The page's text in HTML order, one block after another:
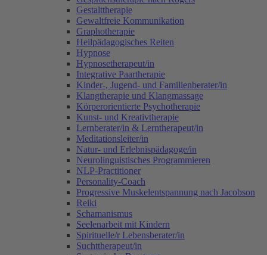
Gestalttherapie
Gewaltfreie Kommunikation
Graphotherapie
Heilpädagogisches Reiten
Hypnose
Hypnosetherapeut/in
Integrative Paartherapie
Kinder-, Jugend- und Familienberater/in
Klangtherapie und Klangmassage
Körperorientierte Psychotherapie
Kunst- und Kreativtherapie
Lernberater/in & Lerntherapeut/in
Meditationsleiter/in
Natur- und Erlebnispädagoge/in
Neurolinguistisches Programmieren
NLP-Practitioner
Personality-Coach
Progressive Muskelentspannung nach Jacobson
Reiki
Schamanismus
Seelenarbeit mit Kindern
Spirituelle/r Lebensberater/in
Suchttherapeut/in